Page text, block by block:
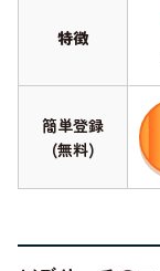
特徴
簡単登録
(無料)